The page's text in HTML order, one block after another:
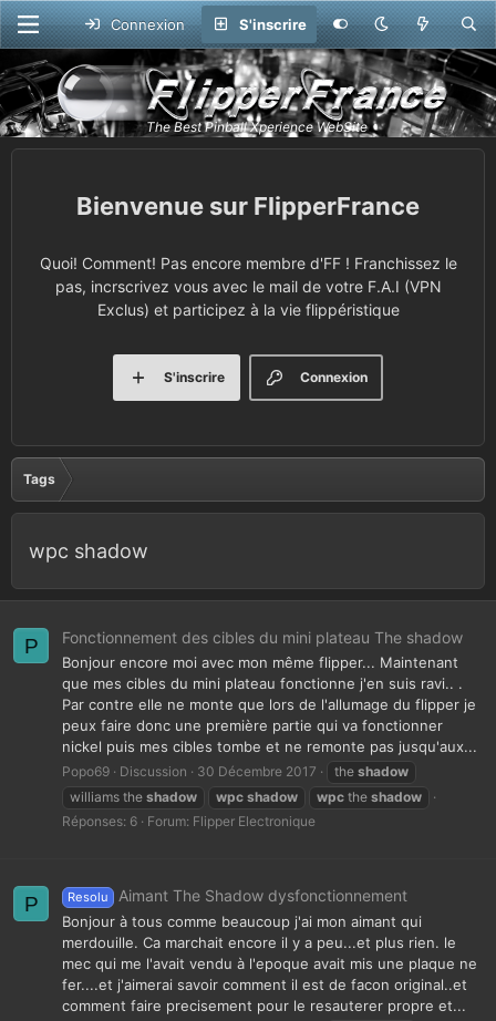
Connexion S'inscrire
FlipperFrance
Quoi! Comment! Pas encore membre d'FF ! Franchissez le
pas, incrscrivez vous avec le mail de votre F.A.I (VPN
Exclus) et participez à la vie flippéristique
Connexion
S'inscrire
Tags
wpc shadow
P Fonctionnement des cibles du mini plateau The shadow
Bonjour encore moi avec mon même flipper... Maintenant
que mes cibles du mini plateau fonctionne j'en suis ravi.. .
Par contre elle ne monte que lors de l'allumage du flipper je
peux faire donc une première partie qui va fonctionner
nickel puis mes cibles tombe et ne remonte pas jusqu'aux...
Popo69 Discussion 30 Décembre 2017 the shadow
williams the shadow wpc shadow wpc the shadow
Réponses: 6
Forum: Flipper Electronique
P Resolu Aimant The Shadow dysfonctionnement
Bonjour à tous comme beaucoup j'ai mon aimant qui
merdouille. Ca marchait encore il y a peu...et plus rien. le
mec qui me l'avait vendu à l'epoque avait mis une plaque ne
fer....et j'aimerai savoir comment il est de facon original..et
comment faire precisement pour le resauterer propre et...